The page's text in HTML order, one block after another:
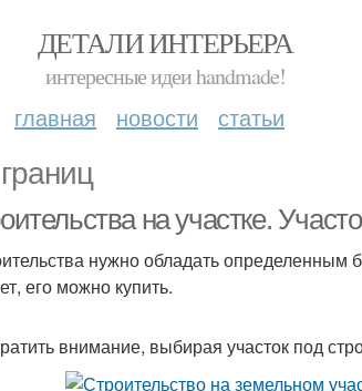
ДЕТАЛИ ИНТЕРЬЕРА
интересные идеи handmade!
главная новости статьи
на участке.
нужно обладать определенным
его можно купить.
внимание, выбирая участок под